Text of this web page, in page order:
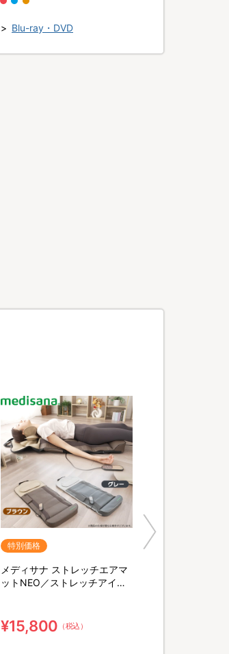
> Blu-ray・DVD
特別価格
メディサナ ストレッチエアマ
ットNEO／ストレッチアイテ
¥15,800 （税込）